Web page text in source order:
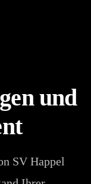
und
SV Happel